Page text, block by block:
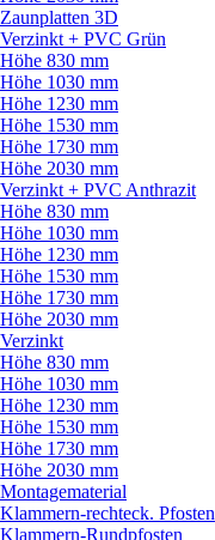
Zaunplatten 3D
Verzinkt + PVC Grün
Höhe 830 mm
Höhe 1030 mm
Höhe 1230 mm
Höhe 1530 mm
Höhe 1730 mm
Höhe 2030 mm
Verzinkt + PVC Anthrazit
Höhe 830 mm
Höhe 1030 mm
Höhe 1230 mm
Höhe 1530 mm
Höhe 1730 mm
Höhe 2030 mm
Verzinkt
Höhe 830 mm
Höhe 1030 mm
Höhe 1230 mm
Höhe 1530 mm
Höhe 1730 mm
Höhe 2030 mm
Montagematerial
Klammern-rechteck. Pfosten
Klammern-Rundpfosten